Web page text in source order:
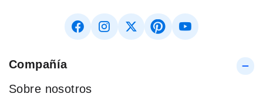
Compañía
Sobre nosotros